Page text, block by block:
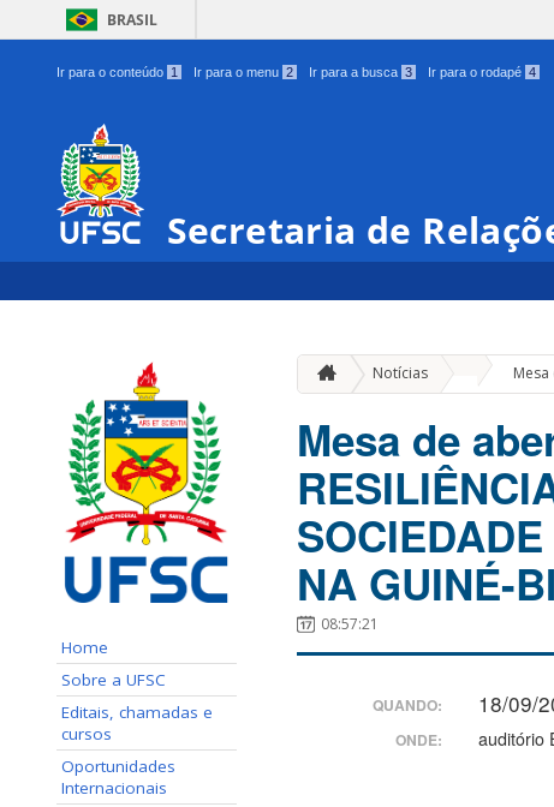
BRASIL
Ir para o conteúdo 1 Ir para o menu 2 Ir para a busca 3 Ir para o rodapé 4
Secretaria de
Home
Sobre a UFSC
Editais, chamadas e
cursos
Oportunidades
Internacionais
Notícias Mesa
Mesa de
NA GUINÉ-
08:57:21
QUANDO: 18/09/
ONDE: auditório